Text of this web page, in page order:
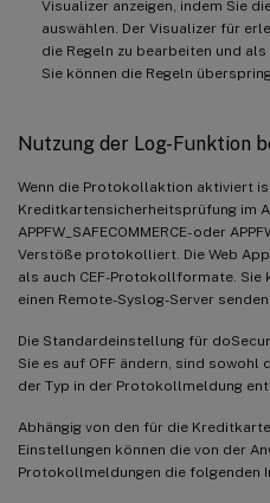
Visualizer anzeigen, indem Sie
auswählen. Der Visualizer für
die Regeln zu bearbeiten und
Sie können die Regeln
Nutzung der Log-Funktion
Wenn die Protokollaktion aktiviert
Kreditkartensicherheitsprüfung im
APPFW_SAFECOMMERCE- oder
Verstöße protokolliert. Die Web
als auch CEF-Protokollformate. Sie
einen Remote-Syslog-Server senden.
Die Standardeinstellung für
Sie es auf OFF ändern, sind
der Typ in der Protokollmeldung
Abhängig von den für die
Einstellungen können die von der
Protokollmeldungen die folgenden